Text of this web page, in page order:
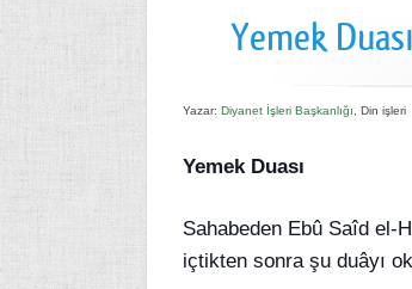
Yemek
Yazar: Diyanet İşleri Başkanlığı , Din işleri
Yemek Duası
Sahabeden Ebû Saîd el-
içtikten sonra şu duâyı